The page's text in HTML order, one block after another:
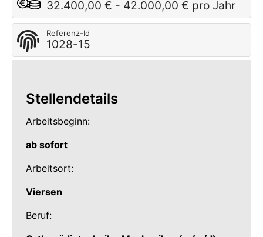
32.400,00 € - 42.000,00 € pro Jahr
Referenz-Id
1028-15
Stellendetails
Arbeitsbeginn:
ab sofort
Arbeitsort:
Viersen
Beruf: